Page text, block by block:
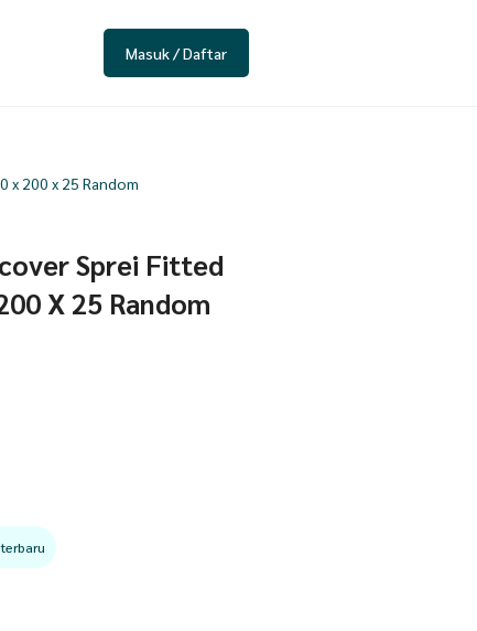
Masuk / Daftar
x 200 x 25 Random
Sprei Fitted
X 25 Random